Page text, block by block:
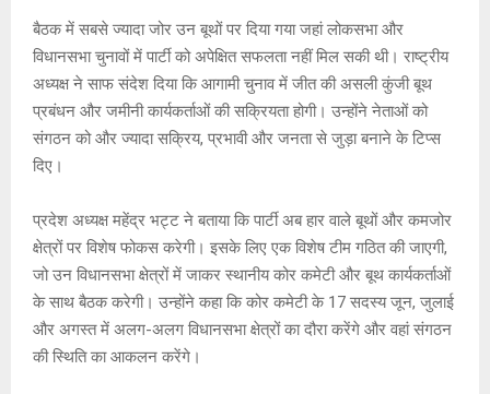
बैठक में सबसे ज्यादा जोर उन बूथों पर दिया गया जहां लोकसभा और
विधानसभा चुनावों में पार्टी को अपेक्षित सफलता नहीं मिल सकी थी। राष्ट्रीय
अध्यक्ष ने साफ संदेश दिया कि आगामी चुनाव में जीत की असली कुंजी बूथ
प्रबंधन और जमीनी कार्यकर्ताओं की सक्रियता होगी। उन्होंने नेताओं को
संगठन को और ज्यादा सक्रिय, प्रभावी और जनता से जुड़ा बनाने के टिप्स
दिए।
प्रदेश अध्यक्ष महेंद्र भट्ट ने बताया कि पार्टी अब हार वाले बूथों और कमजोर
क्षेत्रों पर विशेष फोकस करेगी। इसके लिए एक विशेष टीम गठित की जाएगी,
जो उन विधानसभा क्षेत्रों में जाकर स्थानीय कोर कमेटी और बूथ कार्यकर्ताओं
के साथ बैठक करेगी। उन्होंने कहा कि कोर कमेटी के 17 सदस्य जून, जुलाई
और अगस्त में अलग-अलग विधानसभा क्षेत्रों का दौरा करेंगे और वहां संगठन
की स्थिति का आकलन करेंगे।